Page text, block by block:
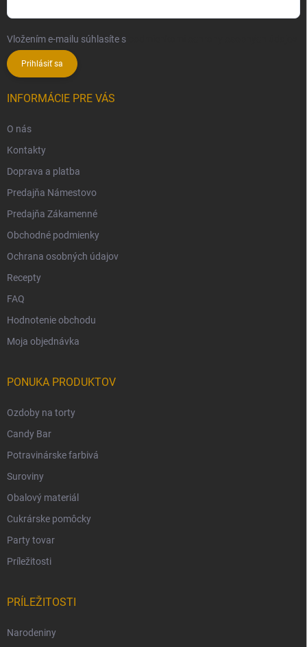
Vložením e-mailu súhlasíte s
Prihlásiť sa
INFORMÁCIE PRE VÁS
O nás
Kontakty
Doprava a platba
Predajňa Námestovo
Predajňa Zákamenné
Obchodné podmienky
Ochrana osobných údajov
Recepty
FAQ
Hodnotenie obchodu
Moja objednávka
PONUKA PRODUKTOV
Ozdoby na torty
Candy Bar
Potravinárske farbivá
Suroviny
Obalový materiál
Cukrárske pomôcky
Party tovar
Príležitosti
PRÍLEŽITOSTI
Narodeniny